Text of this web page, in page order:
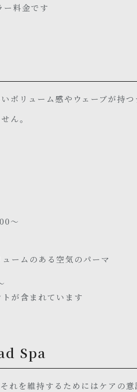
ー料金です
ボリューム感やウェーブが持
ん。
～
ームのある空気のパーマ
が含まれています
Spa
れを維持するためにはケアの